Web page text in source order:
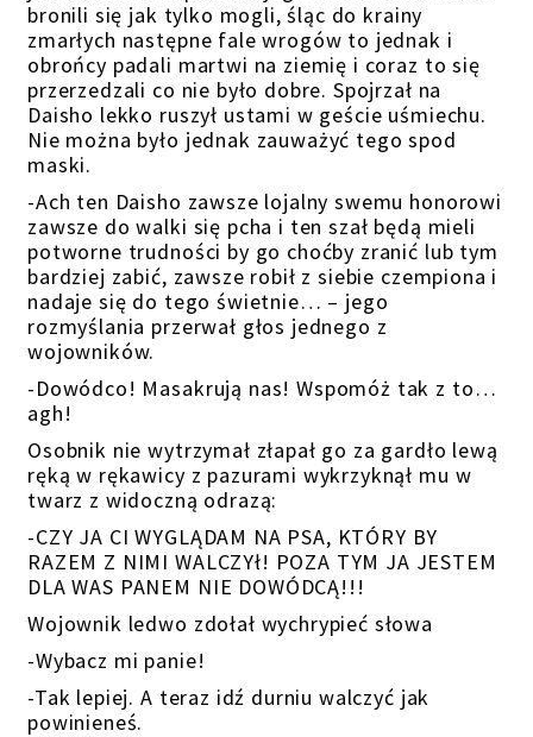
bronili się jak tylko mogli, śląc do krainy
zmarłych następne fale wrogów to jednak i
obrońcy padali martwi na ziemię i coraz to się
przerzedzali co nie było dobre. Spojrzał na
Daisho lekko ruszył ustami w geście uśmiechu.
Nie można było jednak zauważyć tego spod
maski.
-Ach ten Daisho zawsze lojalny swemu honorowi
zawsze do walki się pcha i ten szał będą mieli
potworne trudności by go choćby zranić lub tym
bardziej zabić, zawsze robił z siebie czempiona i
nadaje się do tego świetnie… – jego
rozmyślania przerwał głos jednego z
wojowników.
-Dowódco! Masakrują nas! Wspomóż tak z to…
agh!
Osobnik nie wytrzymał złapał go za gardło lewą
ręką w rękawicy z pazurami wykrzyknął mu w
twarz z widoczną odrazą:
-CZY JA CI WYGLĄDAM NA PSA, KTÓRY BY
RAZEM Z NIMI WALCZYł! POZA TYM JA JESTEM
DLA WAS PANEM NIE DOWÓDCĄ!!!
Wojownik ledwo zdołał wychrypieć słowa
-Wybacz mi panie!
-Tak lepiej. A teraz idź durniu walczyć jak
powinieneś.